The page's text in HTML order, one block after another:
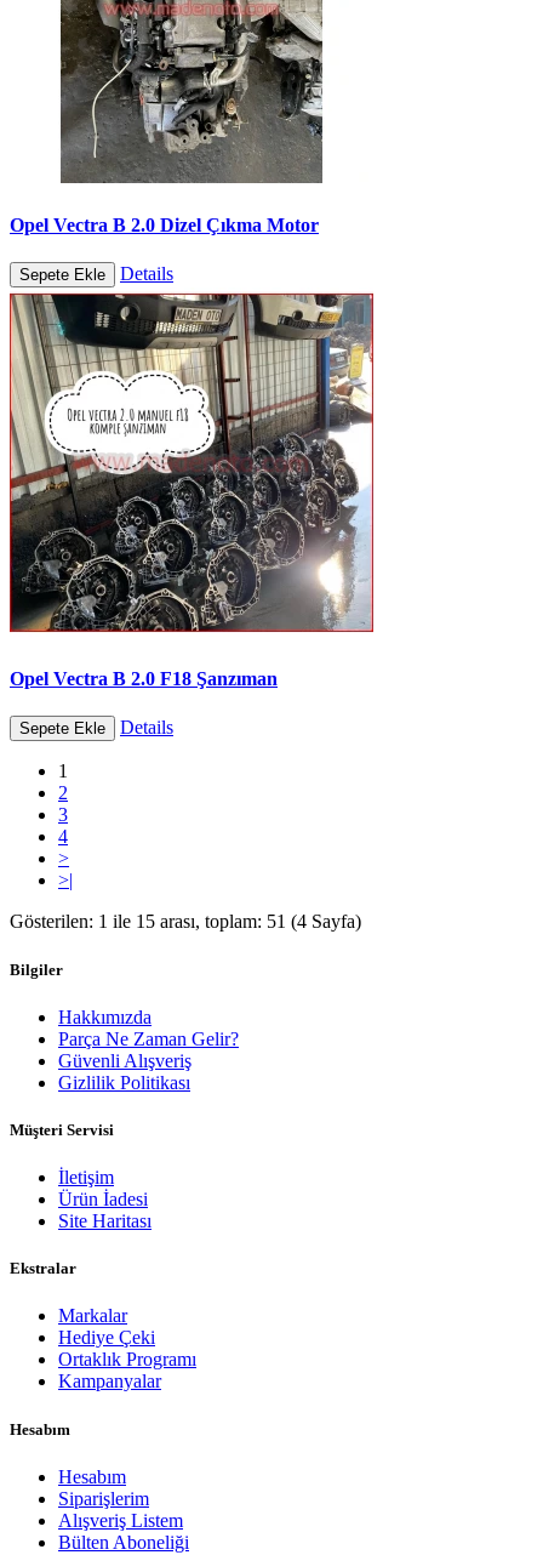
Opel Vectra B 2.0 Dizel Çıkma Motor
Sepete Ekle Details
Opel Vectra B 2.0 F18 Şanzıman
Sepete Ekle Details
1
2
3
4
>
>|
Gösterilen: 1 ile 15 arası, toplam: 51 (4 Sayfa)
Bilgiler
Hakkımızda
Parça Ne Zaman Gelir?
Güvenli Alışveriş
Gizlilik Politikası
Müşteri Servisi
İletişim
Ürün İadesi
Site Haritası
Ekstralar
Markalar
Hediye Çeki
Ortaklık Programı
Kampanyalar
Hesabım
Hesabım
Siparişlerim
Alışveriş Listem
Bülten Aboneliği